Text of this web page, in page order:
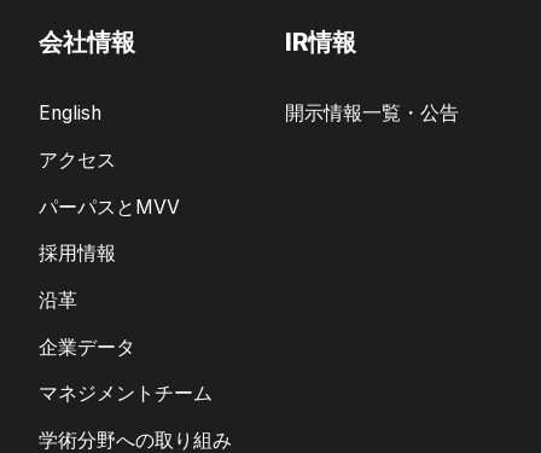
会社情報
English
アクセス
パーパスとMVV
採用情報
沿革
企業データ
マネジメントチーム
学術分野への取り組み
IR情報
開示情報一覧・公告